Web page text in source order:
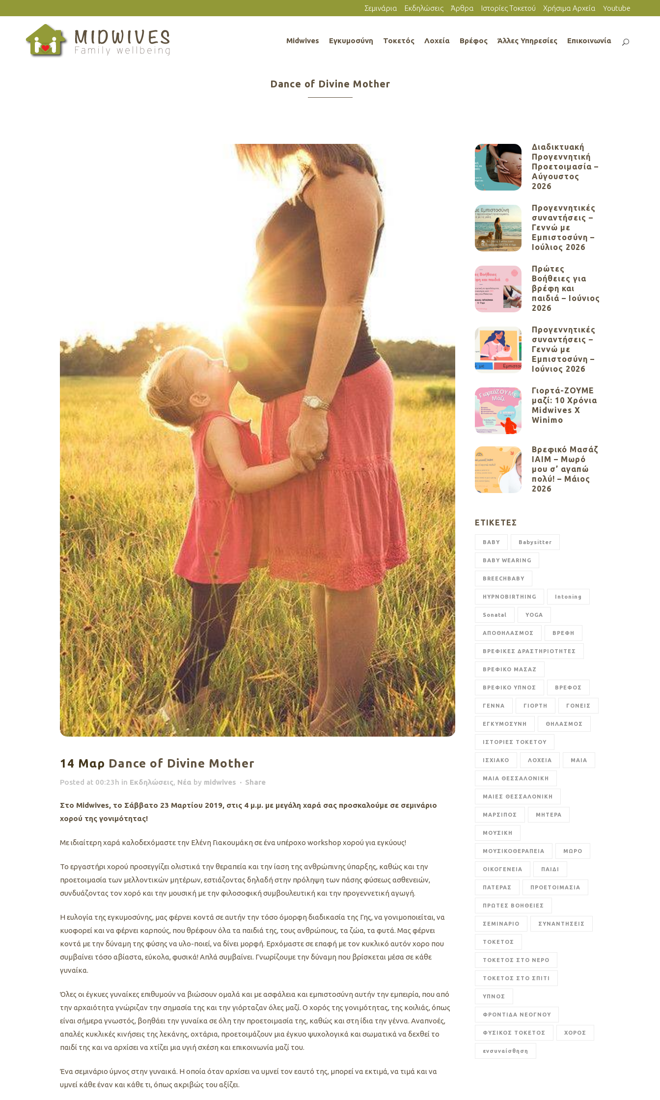
Σεμινάρια Εκδηλώσεις Άρθρα Ιστορίες Τοκετού Χρήσιμα Αρχεία Youtube
Midwives Εγκυμοσύνη Τοκετός Λοχεία Βρέφος Άλλες Υπηρεσίες Επικοινωνία
Dance of Divine Mother
14 Μαρ Dance of Divine Mother
Posted at 00:23h in Εκδηλώσεις, Νέα by midwives Share
Στο Midwives, τo Σάββατο 23 Μαρτίου 2019, στις 4 μ.μ. με μεγάλη χαρά σας προσκαλούμε σε σεμινάριο
χορού της γονιμότητας!
Με ιδιαίτερη χαρά καλοδεχόμαστε την Ελένη Γιακουμάκη σε ένα υπέροχο workshop χορού για εγκύους!
Το εργαστήρι χορού προσεγγίζει ολιστικά την θεραπεία και την ίαση της ανθρώπινης ύπαρξης, καθώς και την
προετοιμασία των μελλοντικών μητέρων, εστιάζοντας δηλαδή στην πρόληψη των πάσης φύσεως ασθενειών,
συνδυάζοντας τον χορό και την μουσική με την φιλοσοφική συμβουλευτική και την προγεννετική αγωγή.
H ευλογία της εγκυμοσύνης, μας φέρνει κοντά σε αυτήν την τόσο όμορφη διαδικασία της Γης, να γονιμοποιείται, να
κυοφορεί και να φέρνει καρπούς, που θρέφουν όλα τα παιδιά της, τους ανθρώπους, τα ζώα, τα φυτά. Μας φέρνει
κοντά με την δύναμη της φύσης να υλο-ποιεί, να δίνει μορφή. Ερχόμαστε σε επαφή με τον κυκλικό αυτόν χορο που
συμβαίνει τόσο αβίαστα, εύκολα, φυσικά! Απλά συμβαίνει. Γνωρίζουμε την δύναμη που βρίσκεται μέσα σε κάθε
γυναίκα.
Όλες οι έγκυες γυναίκες επιθυμούν να βιώσουν ομαλά και με ασφάλεια και εμπιστοσύνη αυτήν την εμπειρία, που από
την αρχαιότητα γνώριζαν την σημασία της και την γιόρταζαν όλες μαζί. Ο χορός της γονιμότητας, της κοιλιάς, όπως
είναι σήμερα γνωστός, βοηθάει την γυναίκα σε όλη την προετοιμασία της, καθώς και στη ίδια την γέννα. Αναπνοές,
απαλές κυκλικές κινήσεις της λεκάνης, οχτάρια, προετοιμάζουν μια έγκυο ψυχολογικά και σωματικά να δεχθεί το
παιδί της και να αρχίσει να χτίζει μια υγιή σχέση και επικοινωνία μαζί του.
Ένα σεμινάριο ύμνος στην γυναικά. Η οποία όταν αρχίσει να υμνεί τον εαυτό της, μπορεί να εκτιμά, να τιμά και να
υμνεί κάθε έναν και κάθε τι, όπως ακριβώς του αξίζει.
Διαδικτυακή
Προγεννητική
Προετοιμασία –
Αύγουστος
2026
Προγεννητικές
συναντήσεις –
Γεννώ με
Εμπιστοσύνη –
Ιούλιος 2026
Πρώτες
Βοήθειες για
βρέφη και
παιδιά – Ιούνιος
2026
Προγεννητικές
συναντήσεις –
Γεννώ με
Εμπιστοσύνη –
Ιούνιος 2026
Γιορτά-ΖΟΥΜΕ
μαζί: 10 Χρόνια
Midwives X
Winimo
Βρεφικό Μασάζ
ΙΑΙΜ – Μωρό
μου σ’ αγαπώ
πολύ! – Μάιος
2026
ΕΤΙΚΈΤΕΣ
BABY Babysitter
BABY WEARING
BREECHBABY
HYPNOBIRTHING Intoning
Sonatal YOGA
ΑΠΟΘΗΛΑΣΜΟΣ ΒΡΕΦΗ
ΒΡΕΦΙΚΕΣ ΔΡΑΣΤΗΡΙΟΤΗΤΕΣ
ΒΡΕΦΙΚΟ ΜΑΣΑΖ
ΒΡΕΦΙΚΟ ΥΠΝΟΣ ΒΡΕΦΟΣ
ΓΕΝΝΑ ΓΙΟΡΤΗ ΓΟΝΕΙΣ
ΕΓΚΥΜΟΣΥΝΗ ΘΗΛΑΣΜΟΣ
ΙΣΤΟΡΙΕΣ ΤΟΚΕΤΟΥ
ΙΣΧΙΑΚΟ ΛΟΧΕΙΑ ΜΑΙΑ
ΜΑΙΑ ΘΕΣΣΑΛΟΝΙΚΗ
ΜΑΙΕΣ ΘΕΣΣΑΛΟΝΙΚΗ
ΜΑΡΣΙΠΟΣ ΜΗΤΕΡΑ
ΜΟΥΣΙΚΗ
ΜΟΥΣΙΚΟΘΕΡΑΠΕΙΑ ΜΩΡΟ
ΟΙΚΟΓΕΝΕΙΑ ΠΑΙΔΙ
ΠΑΤΕΡΑΣ ΠΡΟΕΤΟΙΜΑΣΙΑ
ΠΡΩΤΕΣ ΒΟΗΘΕΙΕΣ
ΣΕΜΙΝΑΡΙΟ ΣΥΝΑΝΤΗΣΕΙΣ
ΤΟΚΕΤΟΣ
ΤΟΚΕΤΟΣ ΣΤΟ ΝΕΡΟ
ΤΟΚΕΤΟΣ ΣΤΟ ΣΠΙΤΙ
ΥΠΝΟΣ
ΦΡΟΝΤΙΔΑ ΝΕΟΓΝΟΥ
ΦΥΣΙΚΟΣ ΤΟΚΕΤΟΣ ΧΟΡΟΣ
ενσυναίσθηση